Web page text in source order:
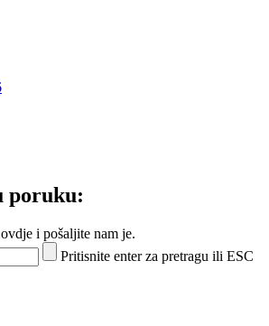
poruku:
i pošaljite nam je.
Pritisnite enter za pretragu ili ESC